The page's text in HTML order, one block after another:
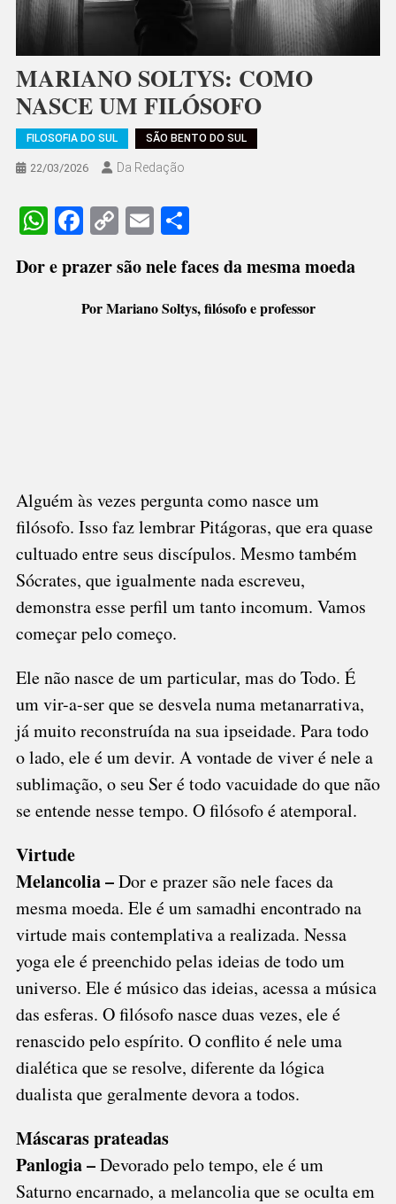
MARIANO SOLTYS: COMO
NASCE UM FILÓSOFO
FILOSOFIA DO SUL SÃO BENTO DO SUL
22/03/2026 Da Redação
WhatsApp
Facebook
CopyEmailShare
Dor e prazer são nele faces da mesma moeda
Por Mariano Soltys, filósofo e professor
Alguém às vezes pergunta como nasce um
filósofo. Isso faz lembrar Pitágoras, que era quase
cultuado entre seus discípulos. Mesmo também
Sócrates, que igualmente nada escreveu,
demonstra esse perfil um tanto incomum. Vamos
começar pelo começo.
Ele não nasce de um particular, mas do Todo. É
um vir-a-ser que se desvela numa metanarrativa,
já muito reconstruída na sua ipseidade. Para todo
o lado, ele é um devir. A vontade de viver é nele a
sublimação, o seu Ser é todo vacuidade do que não
se entende nesse tempo. O filósofo é atemporal.
Virtude
Melancolia –Dor e prazer são nele faces da
mesma moeda. Ele é um samadhi encontrado na
virtude mais contemplativa a realizada. Nessa
yoga ele é preenchido pelas ideias de todo um
universo. Ele é músico das ideias, acessa a música
das esferas. O filósofo nasce duas vezes, ele é
renascido pelo espírito. O conflito é nele uma
dialética que se resolve, diferente da lógica
dualista que geralmente devora a todos.
Máscaras prateadas
Panlogia –Devorado pelo tempo, ele é um
Saturno encarnado, a melancolia que se oculta em